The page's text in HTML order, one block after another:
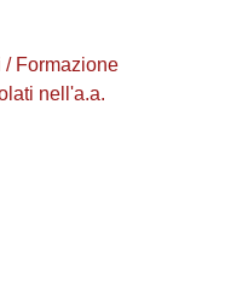
/ Formazione
nell'a.a.